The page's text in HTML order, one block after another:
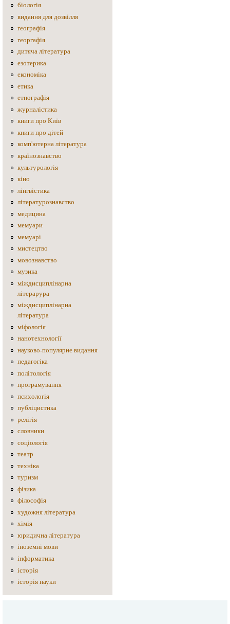
біологія
видання для дозвілля
географія
георгафія
дитяча література
езотерика
економіка
етика
етнографія
журналістика
книги про Київ
книги про дітей
комп'ютерна література
країнознавство
культурологія
кіно
лінгвістика
літературознавство
медицина
мемуари
мемуарі
мистецтво
мовознавство
музика
міждисциплінарна
літерарура
міждисциплінарна
література
міфологія
нанотехнології
науково-популярне видання
педагогіка
політологія
програмування
психологія
публіцистика
релігія
словники
соціологія
театр
техніка
туризм
фізика
філософія
художня література
хімія
юридична література
іноземні мови
інформатика
історія
історія науки